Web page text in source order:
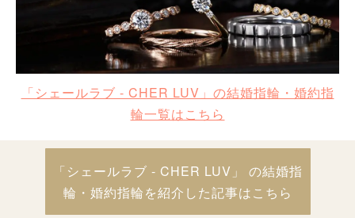
「シェールラブ - CHER LUV」の結婚指輪・婚約指
輪一覧はこちら
「シェールラブ - CHER LUV」 の結婚指
輪・婚約指輪を紹介した記事はこちら